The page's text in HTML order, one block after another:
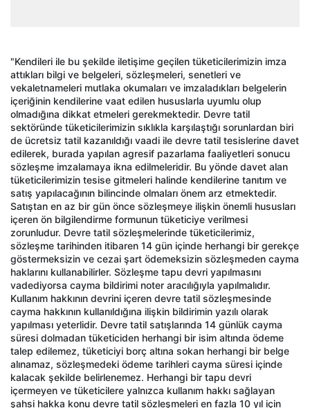
"Kendileri ile bu şekilde iletişime geçilen tüketicilerimizin imza
attıkları bilgi ve belgeleri, sözleşmeleri, senetleri ve
vekaletnameleri mutlaka okumaları ve imzaladıkları belgelerin
içeriğinin kendilerine vaat edilen hususlarla uyumlu olup
olmadığına dikkat etmeleri gerekmektedir. Devre tatil
sektöründe tüketicilerimizin sıklıkla karşılaştığı sorunlardan biri
de ücretsiz tatil kazanıldığı vaadi ile devre tatil tesislerine davet
edilerek, burada yapılan agresif pazarlama faaliyetleri sonucu
sözleşme imzalamaya ikna edilmeleridir. Bu yönde davet alan
tüketicilerimizin tesise gitmeleri halinde kendilerine tanıtım ve
satış yapılacağının bilincinde olmaları önem arz etmektedir.
Satıştan en az bir gün önce sözleşmeye ilişkin önemli hususları
içeren ön bilgilendirme formunun tüketiciye verilmesi
zorunludur. Devre tatil sözleşmelerinde tüketicilerimiz,
sözleşme tarihinden itibaren 14 gün içinde herhangi bir gerekçe
göstermeksizin ve cezai şart ödemeksizin sözleşmeden cayma
haklarını kullanabilirler. Sözleşme tapu devri yapılmasını
vadediyorsa cayma bildirimi noter aracılığıyla yapılmalıdır.
Kullanım hakkının devrini içeren devre tatil sözleşmesinde
cayma hakkının kullanıldığına ilişkin bildirimin yazılı olarak
yapılması yeterlidir. Devre tatil satışlarında 14 günlük cayma
süresi dolmadan tüketiciden herhangi bir isim altında ödeme
talep edilemez, tüketiciyi borç altına sokan herhangi bir belge
alınamaz, sözleşmedeki ödeme tarihleri cayma süresi içinde
kalacak şekilde belirlenemez. Herhangi bir tapu devri
içermeyen ve tüketicilere yalnızca kullanım hakkı sağlayan
şahsi hakka konu devre tatil sözleşmeleri en fazla 10 yıl için